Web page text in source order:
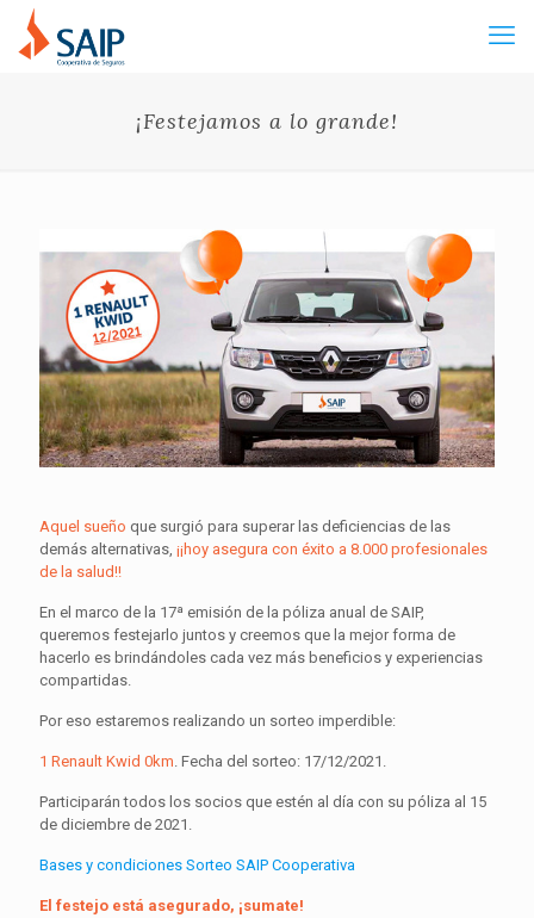
¡Festejamos a lo grande!
Aquel sueño que surgió para superar las deficiencias de las
demás alternativas, ¡¡hoy asegura con éxito a 8.000 profesionales
de la salud!!
En el marco de la 17ª emisión de la póliza anual de SAIP,
queremos festejarlo juntos y creemos que la mejor forma de
hacerlo es brindándoles cada vez más beneficios y experiencias
compartidas.
Por eso estaremos realizando un sorteo imperdible:
1 Renault Kwid 0km. Fecha del sorteo: 17/12/2021.
Participarán todos los socios que estén al día con su póliza al 15
de diciembre de 2021.
Bases y condiciones Sorteo SAIP Cooperativa
El festejo está asegurado, ¡sumate!